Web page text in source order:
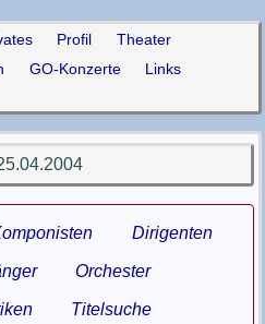
Profil
Theater
GO-Konzerte Links
Dirigenten
Orchester
Titelsuche